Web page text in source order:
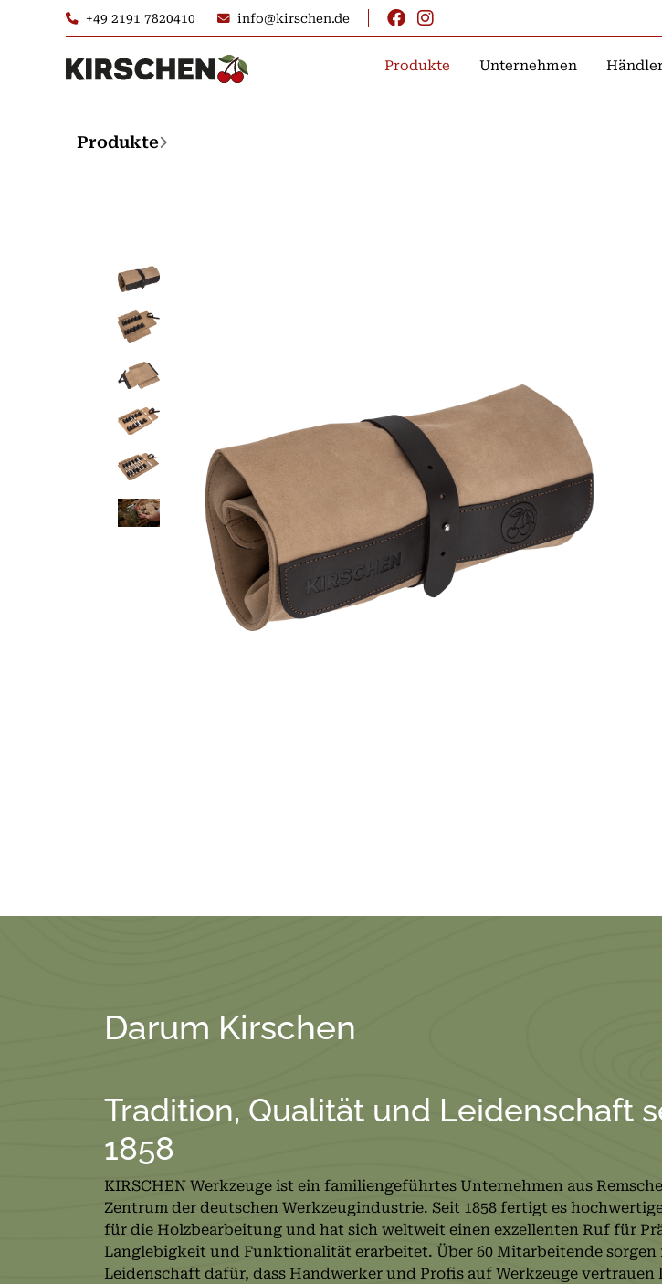
+49 2191 7820410 info@kirschen.de
Produkte Unternehmen
Produkte
Darum Kirschen
Tradition, Qualität und Leidenschaft
1858
KIRSCHEN Werkzeuge ist ein familiengeführtes Unternehmen aus
Zentrum der deutschen Werkzeugindustrie. Seit 1858 fertigt es
für die Holzbearbeitung und hat sich weltweit einen exzellenten Ruf für
Langlebigkeit und Funktionalität erarbeitet. Über 60 Mitarbeitende sorgen
Leidenschaft dafür, dass Handwerker und Profis auf Werkzeuge vertrauen